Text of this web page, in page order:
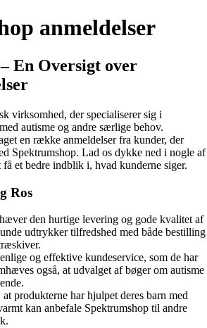
anmeldelser
En Oversigt over
virksomhed, der specialiserer sig i
autisme og andre særlige behov.
en række anmeldelser fra kunder, der
Spektrumshop. Lad os dykke ned i nogle af
et bedre indblik i, hvad kunderne siger.
Ros
den hurtige levering og gode kvalitet af
udtrykker tilfredshed med både bestilling
og effektive kundeservice, som de har
også, at udvalget af bøger om autisme
produkterne har hjulpet deres barn med
kan anbefale Spektrumshop til andre